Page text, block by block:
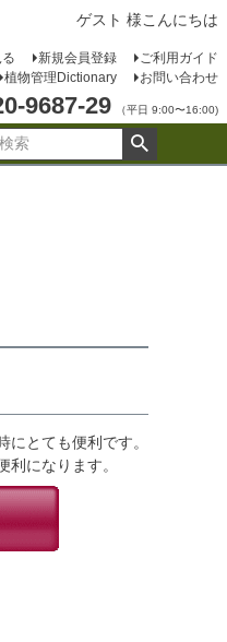
ゲスト 様こんにちは
新規会員登録
ご利用ガイド
植物管理Dictionary お問い合わせ
9687-29 （平日 9:00〜16:00)
とても便利です。
になります。